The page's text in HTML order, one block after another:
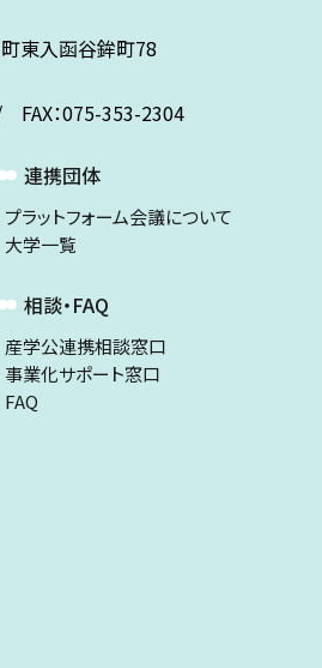
東入函谷鉾町78
：075-353-2304
連携団体
プラットフォーム会議について
大学一覧
相談・FAQ
産学公連携相談窓口
事業化サポート窓口
FAQ